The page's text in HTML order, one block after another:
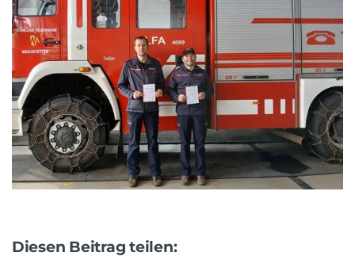
Diesen Beitrag teilen: